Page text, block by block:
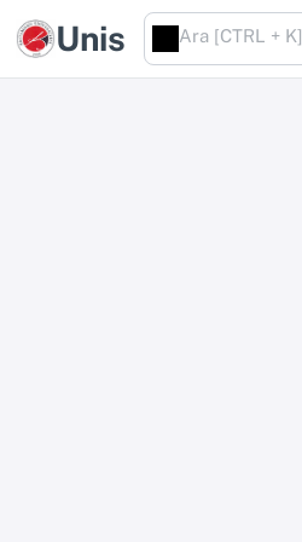
Unis Ara [CTRL + K]